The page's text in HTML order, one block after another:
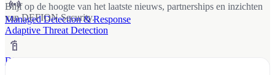
Managed Detection & Response
Adaptive Threat Detection
Digital Forensics & IR
Blijf op de hoogte van het laatste nieuws, partnerships en inzichten
van DEFION Security.